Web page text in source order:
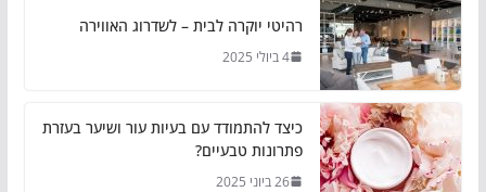
רהיטי יוקרה לבית – לשדרוג האווירה
4 ביולי 2025
כיצד להתמודד עם בעיות עור ושיער בעזרת
פתרונות טבעיים?
26 ביוני 2025